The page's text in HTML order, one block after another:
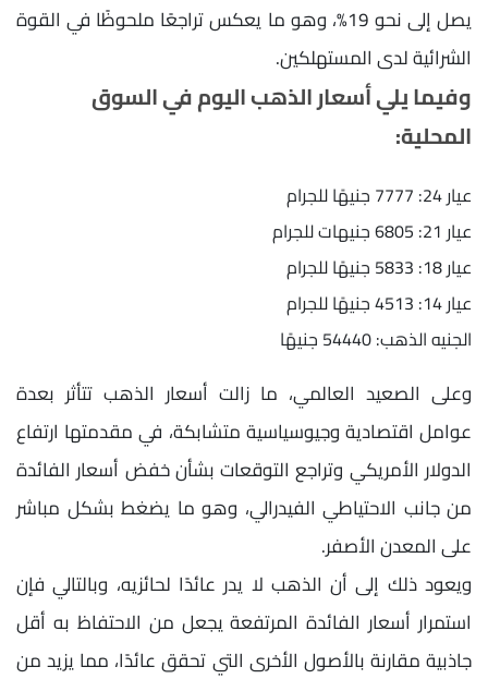
يصل إلى نحو 19%، وهو ما يعكس تراجعًا ملحوظًا في القوة
الشرائية لدى المستهلكين.
وفيما يلي أسعار الذهب اليوم في السوق
المحلية:
عيار 24: 7777 جنيهًا للجرام
عيار 21: 6805 جنيهات للجرام
عيار 18: 5833 جنيهًا للجرام
عيار 14: 4513 جنيهًا للجرام
الجنيه الذهب: 54440 جنيهًا
وعلى الصعيد العالمي، ما زالت أسعار الذهب تتأثر بعدة
عوامل اقتصادية وجيوسياسية متشابكة، في مقدمتها ارتفاع
الدولار الأمريكي وتراجع التوقعات بشأن خفض أسعار الفائدة
من جانب الاحتياطي الفيدرالي، وهو ما يضغط بشكل مباشر
على المعدن الأصفر.
ويعود ذلك إلى أن الذهب لا يدر عائدًا لحائزيه، وبالتالي فإن
استمرار أسعار الفائدة المرتفعة يجعل من الاحتفاظ به أقل
جاذبية مقارنة بالأصول الأخرى التي تحقق عائدًا، مما يزيد من